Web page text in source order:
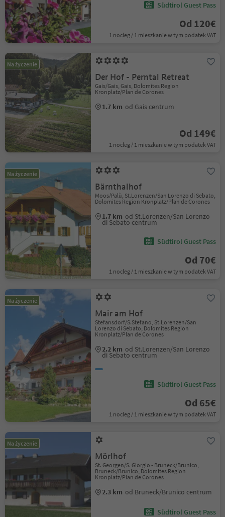
Südtirol Guest Pass
Od 120€
1 nocleg / 1 mieszkanie w tym podatek VAT
Na życzenie
Der Hof - Perntal Retreat
Gais/Gais, Gais, Dolomites Region
Kronplatz/Plan de Corones
1.7 km od Gais centrum
Od 149€
1 nocleg / 1 mieszkanie w tym podatek VAT
Na życzenie
Bärnthalhof
Moos/Palù, St.Lorenzen/San Lorenzo di Sebato,
Dolomites Region Kronplatz/Plan de Corones
1.7 km od St.Lorenzen/San Lorenzo
di Sebato centrum
Südtirol Guest Pass
Od 70€
1 nocleg / 1 mieszkanie w tym podatek VAT
Na życzenie
Mair am Hof
Stefansdorf/S.Stefano, St.Lorenzen/San
Lorenzo di Sebato, Dolomites Region
Kronplatz/Plan de Corones
2.2 km od St.Lorenzen/San Lorenzo
di Sebato centrum
Südtirol Guest Pass
Od 65€
1 nocleg / 1 mieszkanie w tym podatek VAT
Na życzenie
Mörlhof
St. Georgen/S. Giorgio - Bruneck/Brunico,
Bruneck/Brunico, Dolomites Region
Kronplatz/Plan de Corones
2.3 km od Bruneck/Brunico centrum
Südtirol Guest Pass